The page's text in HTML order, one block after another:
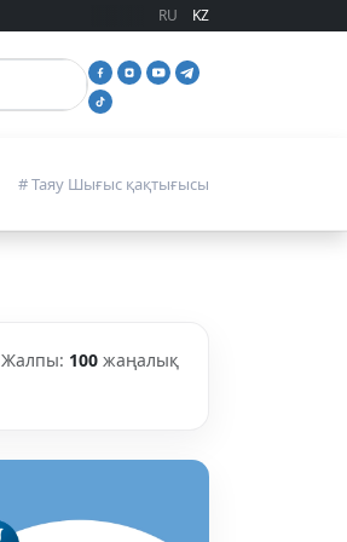
RU KZ
# Таяу Шығыс қақтығысы
Жалпы: 100 жаңалық